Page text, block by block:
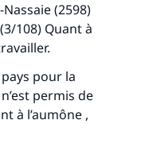
(2598)
(3/108) Quant à
pour la
permis de
à l’aumône ,